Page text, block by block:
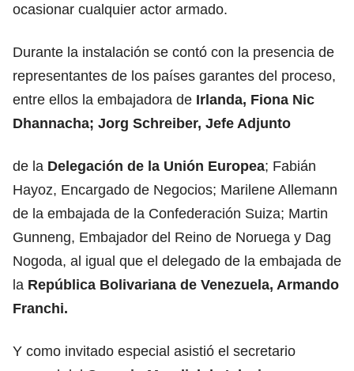
ocasionar cualquier actor armado.
Durante la instalación se contó con la presencia de
representantes de los países garantes del proceso,
entre ellos la embajadora de Irlanda, Fiona Nic
Dhannacha; Jorg Schreiber, Jefe Adjunto
de la Delegación de la Unión Europea; Fabián
Hayoz, Encargado de Negocios; Marilene Allemann
de la embajada de la Confederación Suiza; Martin
Gunneng, Embajador del Reino de Noruega y Dag
Nogoda, al igual que el delegado de la embajada de
la República Bolivariana de Venezuela, Armando
Franchi.
Y como invitado especial asistió el secretario